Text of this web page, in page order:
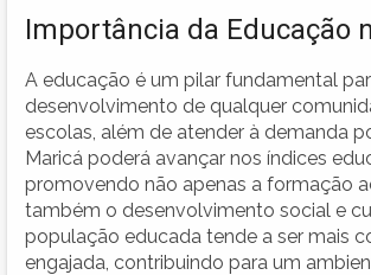
Importância da Educação
A educação é um pilar fundamental
desenvolvimento de qualquer
escolas, além de atender à demanda
Maricá poderá avançar nos índices
promovendo não apenas a formação
também o desenvolvimento social e
população educada tende a ser mais
engajada, contribuindo para um